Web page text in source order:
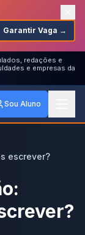
Garantir Vaga →
redações e
e empresas da
Sou Aluno
escrever?